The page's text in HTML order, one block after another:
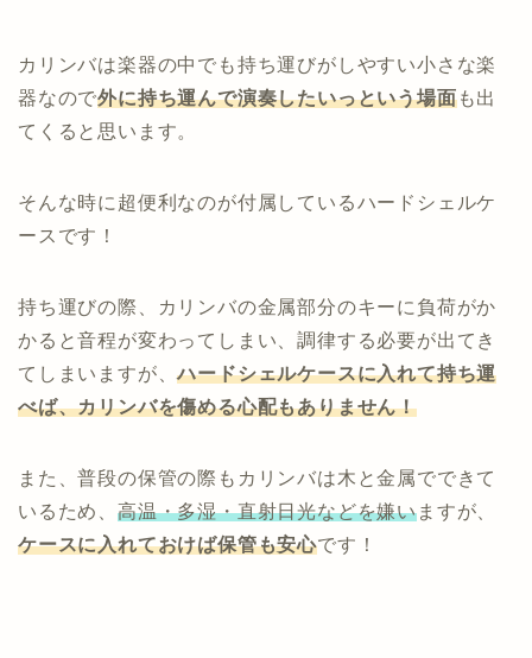
カリンバは楽器の中でも持ち運びがしやすい小さな楽
器なので外に持ち運んで演奏したいっという場面も出
てくると思います。
そんな時に超便利なのが付属しているハードシェルケ
ースです！
持ち運びの際、カリンバの金属部分のキーに負荷がか
かると音程が変わってしまい、調律する必要が出てき
てしまいますが、ハードシェルケースに入れて持ち運
べば、カリンバを傷める心配もありません！
また、普段の保管の際もカリンバは木と金属でできて
いるため、 高温・多湿・直射日光などを嫌いますが、
ケースに入れておけば保管も安心です！